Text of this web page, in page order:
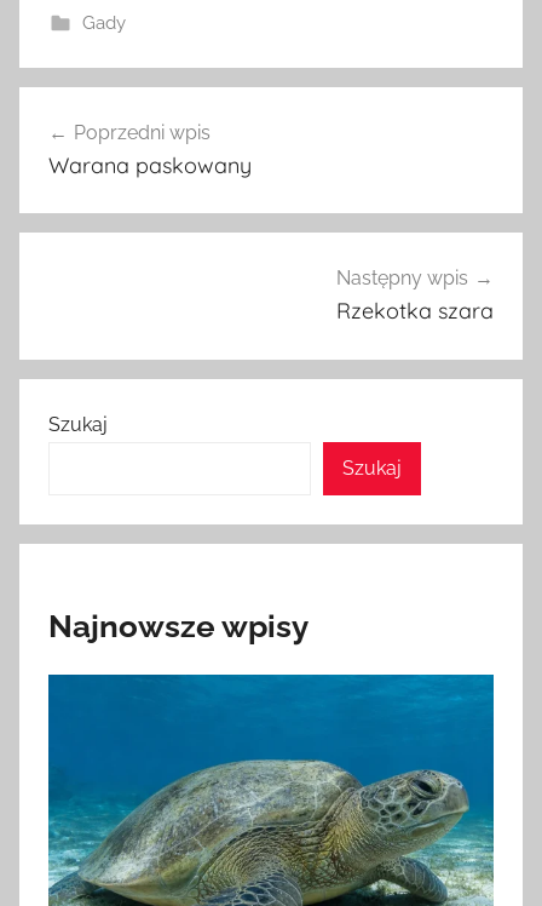
Gady
wpisu
Poprzedni wpis
Warana paskowany
Następny wpis
Rzekotka szara
Szukaj
Szukaj
Najnowsze wpisy